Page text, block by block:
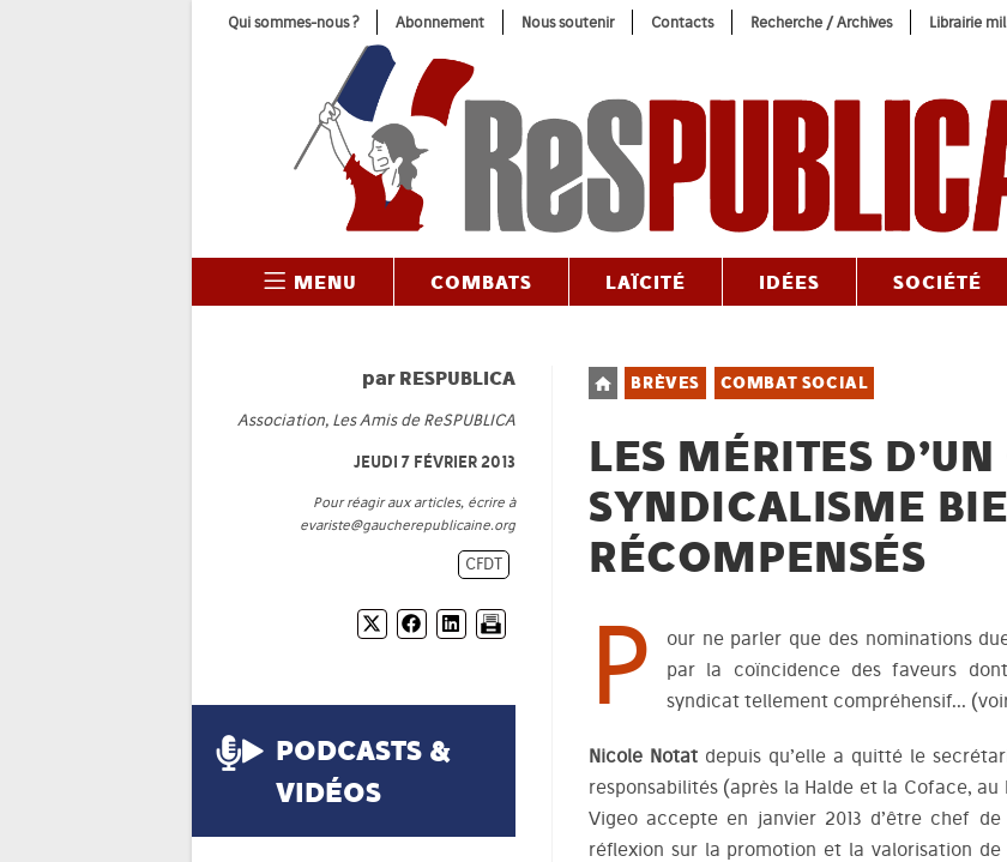
Qui sommes-nous ? Abonnement Nous soutenir Contacts Recherche / Archives Librairie
MENU COMBATS LAÏCITÉ IDÉES SOCIÉTÉ
Post
category:
BRÈVES COMBAT SOCIAL
LES MÉRITES
SYNDICALISME
RÉCOMPENSÉS
P
our ne parler que des nominations
par la coïncidence des faveurs dont
syndicat tellement compréhensif…
Nicole Notatdepuis qu’elle a quitté le
responsabilités (après la Halde et la Coface,
Vigeo accepte en janvier 2013 d’être chef
réflexion sur la promotion et la valorisation de
par RESPUBLICA
Association, Les Amis de ReSPUBLICA
JEUDI 7 FÉVRIER 2013
Pour réagir aux articles, écrire à
evariste@gaucherepublicaine.org
CFDT
PODCASTS &
VIDÉOS